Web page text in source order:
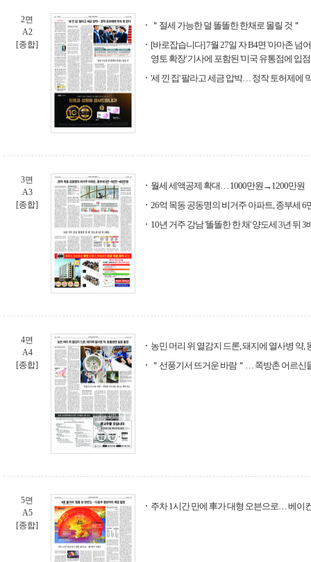
2면
A2
[종합]
＂절세 가능한 덜 똘똘한 한채로 몰릴 것＂
[바로잡습니다] 7월 27일 자 B4면 '아마존 넘
영토 확장' 기사에 포함된 '미국 유통점에 입
'세 낀 집' 팔라고 세금 압박… 정작 토허제에
3면
A3
[종합]
월세 세액공제 확대… 1000만원→1200만원
26억 목동 공동명의 비거주 아파트, 종부세
10년 거주 강남 '똘똘한 한 채' 양도세 3년 뒤 3
4면
A4
[종합]
농민 머리 위 열감지 드론, 돼지에 열사병 약,
＂선풍기서 뜨거운 바람＂… 쪽방촌 어르신
5면
A5
[종합]
주차 1시간 만에 車가 대형 오븐으로… 베이